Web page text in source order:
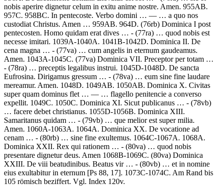
nobis aperire dignetur celum in exitu anime nostre. Amen. 955AB.
957C. 958BC. In pentecoste. Verbo domini … — … a quo nos
custodiat Christus. Amen … 959AB. 964D. (76rb) Dominica I post
pentecosten. Homo quidam erat dives … - (77ra) … quod nobis est
necesse imitari. 1039A-1040A. 1041B-1042D. Dominica II. De
cena magna … - (77va) … cum angelis in eternum gaudeamus.
Amen. 1043A-1045C. (77va) Dominica VII. Preceptor per totam …
- (78ra) … preceptis legalibus instrui. 1045D-1048D. De sancta
Eufrosina. Dirigamus gressum … - (78va) … eum sine fine laudare
mereamur. Amen. 1048D. 1049AB. 1050AB. Dominica X. Civitas
super quam dominus flet … — … flagello penitencie a converso
expellit. 1049C. 1050C. Dominica XI. Sicut publicanus … - (78vb)
… facere debet christianus. 1055D-1056B. Dominica XIII.
Samaritanus quidam … - (79vb) … que melior est super milia.
Amen. 1060A-1063A. 1064A. Dominica XX. De vocatione ad
cenam … - (80rb) … sine fine exultemus. 1064C-1067A. 1068A.
Dominica XXII. Rex qui rationem … - (80va) … quod nobis
presentare dignetur deus. Amen 1068B-1069C. (80va) Dominica
XXIII. De viii beatudinibus. Beatus vir … - (80vb) … et in nomine
eius exultabitur in eternum [Ps 88, 17]. 1073C-1074C. Am Rand bis
105 römisch beziffert. Vgl. Index 120v.